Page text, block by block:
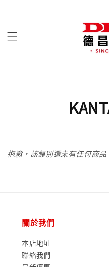
抱歉，該類別還未有任何商品
關於我們
本店地址
聯絡我們